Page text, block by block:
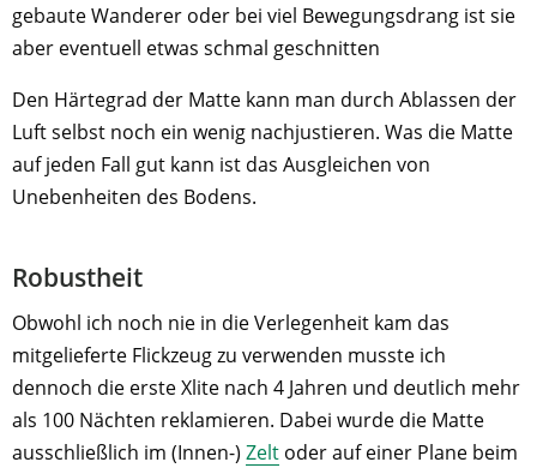
gebaute Wanderer oder bei viel Bewegungsdrang ist sie
aber eventuell etwas schmal geschnitten
Den Härtegrad der Matte kann man durch Ablassen der
Luft selbst noch ein wenig nachjustieren. Was die Matte
auf jeden Fall gut kann ist das Ausgleichen von
Unebenheiten des Bodens.
Robustheit
Obwohl ich noch nie in die Verlegenheit kam das
mitgelieferte Flickzeug zu verwenden musste ich
dennoch die erste Xlite nach 4 Jahren und deutlich mehr
als 100 Nächten reklamieren. Dabei wurde die Matte
ausschließlich im (Innen-) Zelt oder auf einer Plane beim